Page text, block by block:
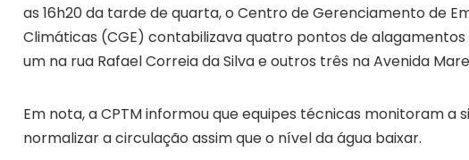
as 16h20 da tarde de quarta, o Centro de Gerenciamento de
Climáticas (CGE) contabilizava quatro pontos de alagamentos
um na rua Rafael Correia da Silva e outros três na Avenida
Em nota, a CPTM informou que equipes técnicas monitoram a
normalizar a circulação assim que o nível da água baixar.